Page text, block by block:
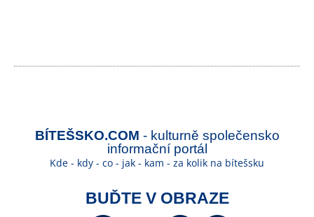
BÍTEŠSKO.COM - kulturně společensko
informační portál
Kde - kdy - co - jak - kam - za kolik na bítešsku
BUĎTE V OBRAZE